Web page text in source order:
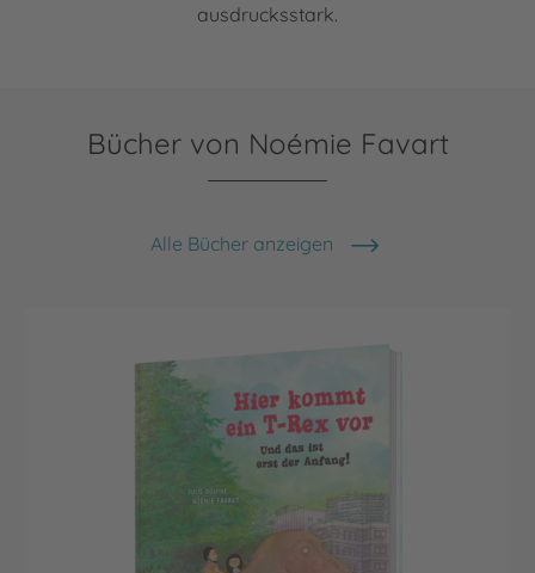
ausdrucksstark.
Bücher von Noémie Favart
Alle Bücher anzeigen